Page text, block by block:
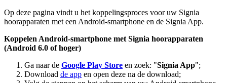
Op deze pagina vindt u het koppelingsproces voor uw Signia
hoorapparaten met een Android-smartphone en de Signia App.
Koppelen Android-smartphone met Signia hoorapparaten
(Android 6.0 of hoger)
Ga naar de Google Play Store en zoek: "Signia App";
Download de app en open deze na de download;